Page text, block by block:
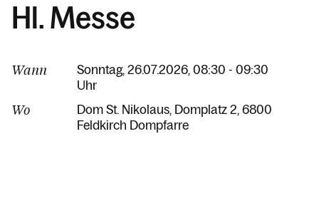
Hl. Messe
Wann
Sonntag, 26.07.2026, 08:30 - 09:30
Uhr
Wo Dom St. Nikolaus Domplatz 2 6800
Feldkirch Dompfarre